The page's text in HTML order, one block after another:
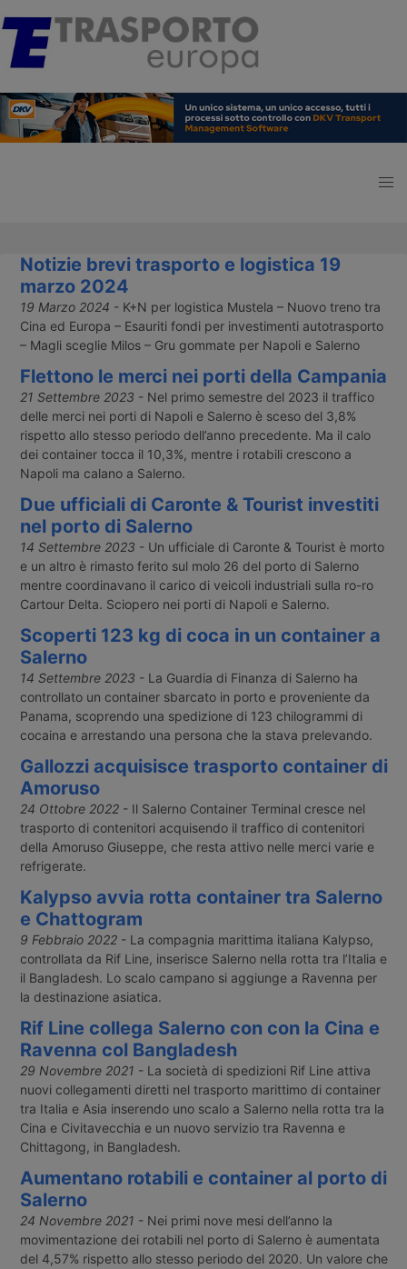
Notizie brevi trasporto e logistica 19
marzo 2024
19 Marzo 2024 - K+N per logistica Mustela – Nuovo treno tra
Cina ed Europa – Esauriti fondi per investimenti autotrasporto
– Magli sceglie Milos – Gru gommate per Napoli e Salerno
Flettono le merci nei porti della Campania
21 Settembre 2023 - Nel primo semestre del 2023 il traffico
delle merci nei porti di Napoli e Salerno è sceso del 3,8%
rispetto allo stesso periodo dell’anno precedente. Ma il calo
dei container tocca il 10,3%, mentre i rotabili crescono a
Napoli ma calano a Salerno.
Due ufficiali di Caronte & Tourist investiti
nel porto di Salerno
14 Settembre 2023 - Un ufficiale di Caronte & Tourist è morto
e un altro è rimasto ferito sul molo 26 del porto di Salerno
mentre coordinavano il carico di veicoli industriali sulla ro-ro
Cartour Delta. Sciopero nei porti di Napoli e Salerno.
Scoperti 123 kg di coca in un container a
Salerno
14 Settembre 2023 - La Guardia di Finanza di Salerno ha
controllato un container sbarcato in porto e proveniente da
Panama, scoprendo una spedizione di 123 chilogrammi di
cocaina e arrestando una persona che la stava prelevando.
Gallozzi acquisisce trasporto container di
Amoruso
24 Ottobre 2022- Il Salerno Container Terminal cresce nel
trasporto di contenitori acquisendo il traffico di contenitori
della Amoruso Giuseppe, che resta attivo nelle merci varie e
refrigerate.
Kalypso avvia rotta container tra Salerno
e Chattogram
9 Febbraio 2022- La compagnia marittima italiana Kalypso,
controllata da Rif Line, inserisce Salerno nella rotta tra l’Italia e
il Bangladesh. Lo scalo campano si aggiunge a Ravenna per
la destinazione asiatica.
Rif Line collega Salerno con con la Cina e
Ravenna col Bangladesh
29 Novembre 2021 - La società di spedizioni Rif Line attiva
nuovi collegamenti diretti nel trasporto marittimo di container
tra Italia e Asia inserendo uno scalo a Salerno nella rotta tra la
Cina e Civitavecchia e un nuovo servizio tra Ravenna e
Chittagong, in Bangladesh.
Aumentano rotabili e container al porto di
Salerno
24 Novembre 2021 - Nei primi nove mesi dell’anno la
movimentazione dei rotabili nel porto di Salerno è aumentata
del 4,57% rispetto allo stesso periodo del 2020. Un valore che